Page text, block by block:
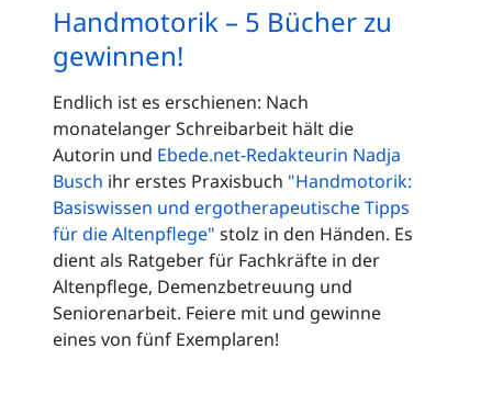
Handmotorik – 5 Bücher zu
gewinnen!
Endlich ist es erschienen: Nach
monatelanger Schreibarbeit hält die
Autorin und Ebede.net-Redakteurin Nadja
Busch ihr erstes Praxisbuch "Handmotorik:
Basiswissen und ergotherapeutische Tipps
für die Altenpflege" stolz in den Händen. Es
dient als Ratgeber für Fachkräfte in der
Altenpflege, Demenzbetreuung und
Seniorenarbeit. Feiere mit und gewinne
eines von fünf Exemplaren!